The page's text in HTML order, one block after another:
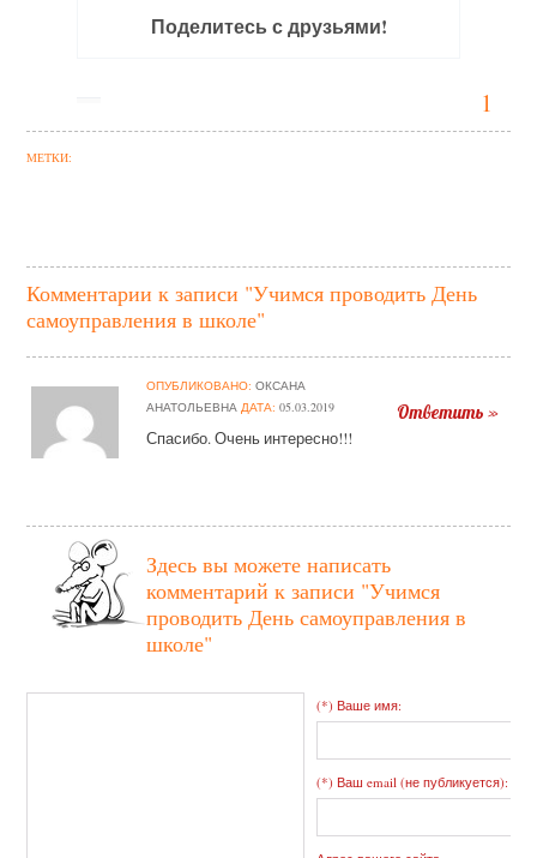
1
Поделитесь с друзьями!
МЕТКИ:
Комментарии к записи "Учимся проводить День
самоуправления в школе"
ОПУБЛИКОВАНО: ОКСАНА
АНАТОЛЬЕВНА ДАТА: 05.03.2019
Спасибо. Очень интересно!!!
Ответить »
Здесь вы можете написать
комментарий к записи "Учимся
проводить День самоуправления в
школе"
(*) Ваше имя:
(*) Ваш email (не публикуется):